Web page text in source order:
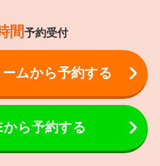
間予約受付
ムから予約する
から予約する